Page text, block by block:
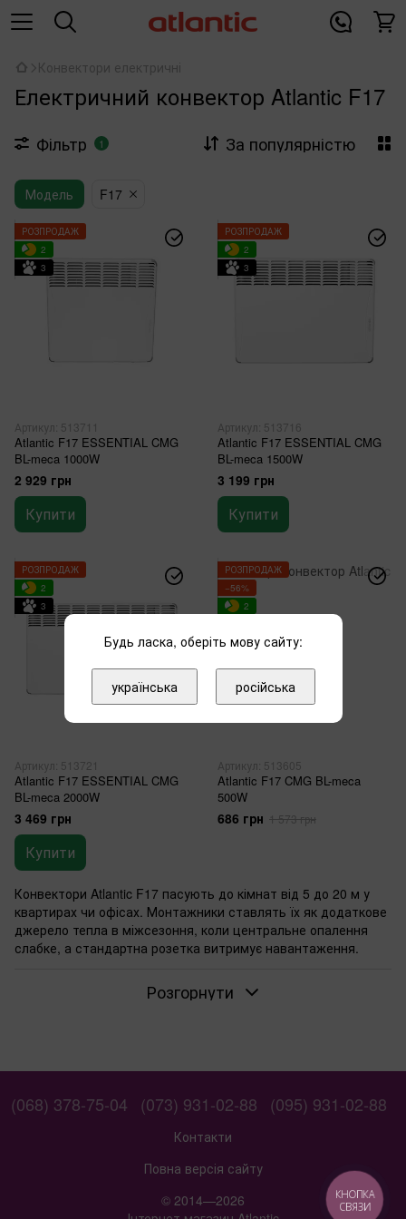
Конвектори електричні
Електричний конвектор Atlantic F17
Фільтр 1 За популярністю
Модель F17
РОЗПРОДАЖ
2
3
Артикул: 513711
Atlantic F17 ESSENTIAL CMG
BL-meca 1000W
2 929 грн
Купити
РОЗПРОДАЖ
2
3
Артикул: 513716
Atlantic F17 ESSENTIAL CMG
BL-meca 1500W
3 199 грн
Купити
РОЗПРОДАЖ
2
3
Артикул: 513721
Atlantic F17 ESSENTIAL CMG
BL-meca 2000W
3 469 грн
Купити
РОЗПРОДАЖ
−56%
2
Артикул: 513605
Atlantic F17 CMG BL-meca
500W
686 грн 1 573 грн
Конвектори Atlantic F17 пасують до кімнат від 5 до 20 м у
квартирах чи офісах. Монтажники ставлять їх як додаткове
джерело тепла в міжсезоння, коли центральне опалення
слабке, а стандартна розетка витримує навантаження.
Оберіть модель за площею: 500 Вт нагріває 5 м, 1000 Вт —
закритий ТЕН працює тихо.
Коли обирати механічне керування
конвектором
температури, і прилад реагує одразу. Воно надійне для
щоденного використання в орендованих квартирах чи
маленьких офісах, де не потрібні дисплеї чи програми. Якщо
Розгорнути
(068) 378-75-04 (073) 931-02-88 (095) 931-02-88
Контакти
Повна версія сайту
© 2014—2026
КНОПКА
СВЯЗИ
Будь ласка, оберіть мову сайту:
українська російська